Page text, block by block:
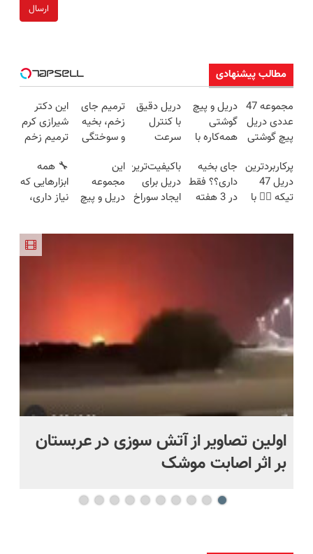
ارسال
مطالب پیشنهادی
مجموعه 47
عددی دریل
پیچ گوشتی
(تخفیف به
مدت
محدود)
دریل و پیچ
گوشتی
همه‌کاره با
هوشمند ⚙️
(نصف
قیمت بازار
دریل دقیق
با کنترل
سرعت
(مجموعه
47عددی +
تخفیف
ترمیم جای
زخم، بخیه
و سوختگی
هفته!!😍
این دکتر
شیرازی کرم
ترمیم زخم
ساخت!!!
پرکاربردترین
دریل 47
تیکه 👈🏻 با
جای بخیه
داری؟؟ فقط
در 3 هفته
باکیفیت‌ترین
دریل برای
ایجاد سوراخ
این
مجموعه
دریل و پیچ
🔧 همه
ابزارهایی که
نیاز داری،
تخفیف به
اولین تصاویر از آتش سوزی در عربستان
بر اثر اصابت موشک